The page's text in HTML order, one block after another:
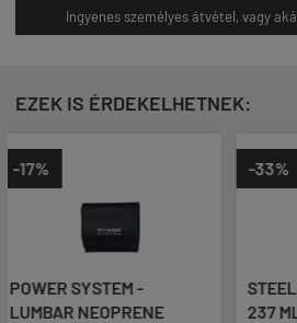
Ingyenes személyes átvétel, vagy
EZEK IS ÉRDEKELHETNEK:
STEELFIT - ABS OF STEEL
237 ML + BUNS OF STEEL